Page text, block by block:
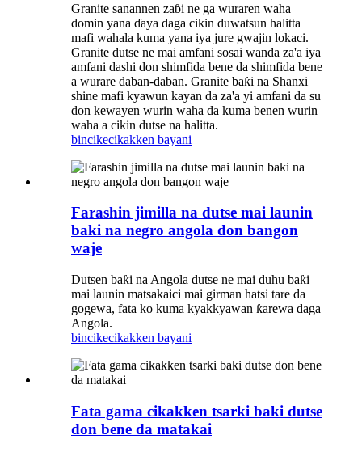
Granite sanannen zaɓi ne ga wuraren waha
domin yana ɗaya daga cikin duwatsun halitta
mafi wahala kuma yana iya jure gwajin lokaci.
Granite dutse ne mai amfani sosai wanda za'a iya
amfani dashi don shimfida bene da shimfida bene
a wurare daban-daban. Granite baƙi na Shanxi
shine mafi kyawun kayan da za'a yi amfani da su
don kewayen wurin waha da kuma benen wurin
waha a cikin dutse na halitta.
bincikecikakken bayani
Farashin jimilla na dutse mai launin
baki na negro angola don bangon
waje
Dutsen baƙi na Angola dutse ne mai duhu baƙi
mai launin matsakaici mai girman hatsi tare da
gogewa, fata ko kuma kyakkyawan ƙarewa daga
Angola.
bincikecikakken bayani
Fata gama cikakken tsarki baki dutse
don bene da matakai